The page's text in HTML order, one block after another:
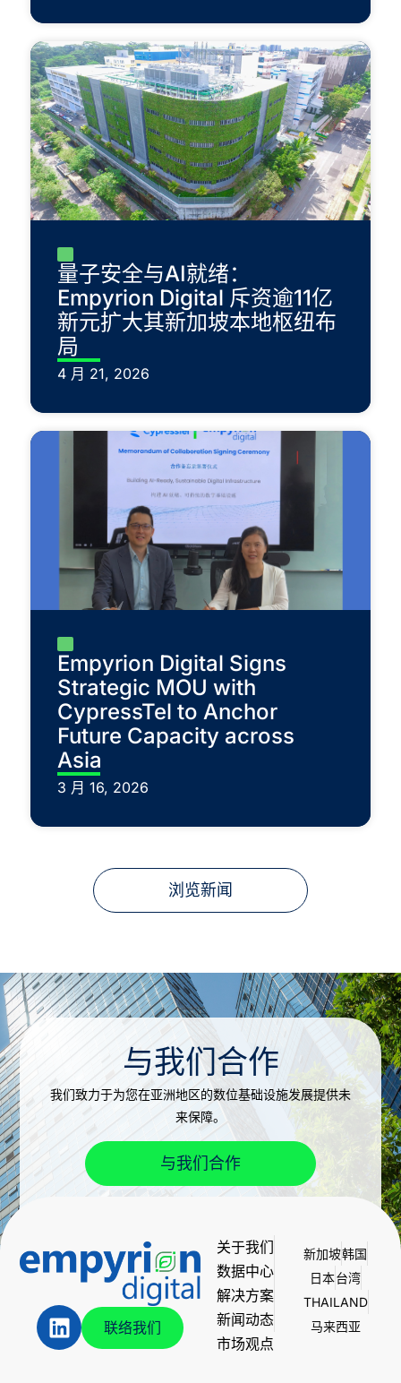
量子安全与AI就绪：
Empyrion Digital 斥资逾11亿
新元扩大其新加坡本地枢纽布
局
4 月 21, 2026
Empyrion Digital Signs
Strategic MOU with
CypressTel to Anchor
Future Capacity across
Asia
3 月 16, 2026
浏览新闻
与我们合作
我们致力于为您在亚洲地区的数位基础设施发展提供未
来保障。
与我们合作
联络我们
关于我们
数据中心
解决方案
新闻动态
市场观点
新加坡韩国
日本台湾
THAILAND
马来西亚